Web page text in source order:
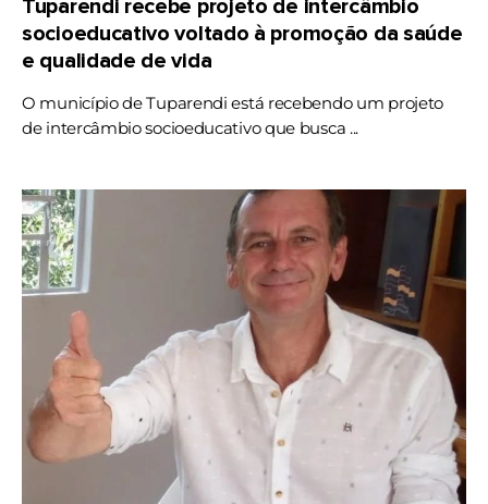
Tuparendi recebe projeto de intercâmbio
socioeducativo voltado à promoção da saúde
e qualidade de vida
O município de Tuparendi está recebendo um projeto
de intercâmbio socioeducativo que busca ...